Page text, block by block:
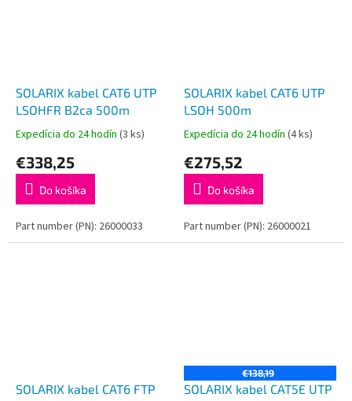
SOLARIX kabel CAT6 UTP
LSOHFR B2ca 500m
Expedícia do 24 hodín (3 ks)
€338,25
Do košíka
Part number (PN): 26000033
SOLARIX kabel CAT6 UTP
LSOH 500m
Expedícia do 24 hodín (4 ks)
€275,52
Do košíka
Part number (PN): 26000021
SOLARIX kabel CAT6 FTP
€138,19
SOLARIX kabel CAT5E UTP